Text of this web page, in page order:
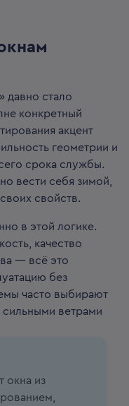
давно стало
конкретный
акцент
геометрии и
срока службы.
вести себя зимой,
свойств.
в этой логике.
качество
— всё это
без
часто выбирают
ветрами
окна из